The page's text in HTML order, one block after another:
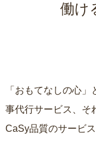
働け
「おもてなしの心
事代行サービス、そ
CaSy品質のサービ